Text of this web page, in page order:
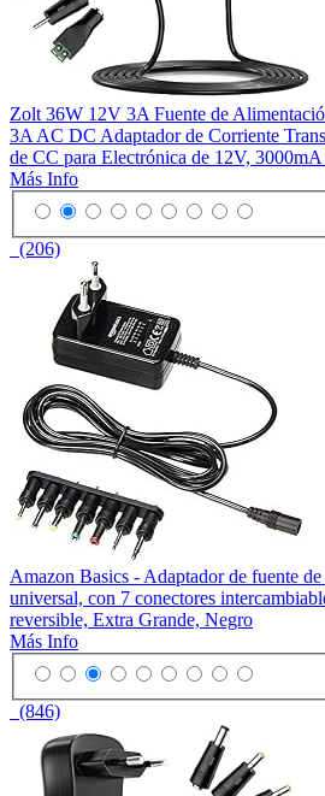
Zolt 36W 12V 3A Fuente de
3A AC DC Adaptador de Corriente
de CC para Electrónica de 12V,
Más Info
(206)
Amazon Basics - Adaptador de fuente
universal, con 7 conectores
reversible, Extra Grande, Negro
Más Info
(846)